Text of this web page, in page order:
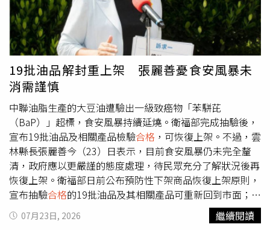
山董事長劉偉龍（左）會中兩度鞠躬道歉。（圖／翻攝自
YouTube／臺灣證券交易所Taiwan Stock Exchange）至於
福壽董事長洪堯昆表示，中聯油脂是採用專業經理人制運
作，福壽全力尊重主管機關與司法單位的調查程序；並進一
步指出，福壽公司已要求中聯誠實提供相關事證以利釐清案
情，同時呼籲各界在調查結果明確前，應以客觀事實與科學
數據為憑，避免造成不必要的社會恐慌。福懋油董事長吳星
澄則說明，公司早在6月底即啟動通報與預防性下架機制，
停售4月至6月間所有沙拉油批號。吳星澄明確提到，即便中
聯未來獲准復工，福懋油也不會立即恢復採購；若日後重啟
合作，將實施雙方逐批取樣封條、經第三方權威實驗室檢測
合格 後始得出貨，同時正積極建立廠內檢測能力，全面提升
檢驗品質。
19批油品解封重上架 張麗善憂食安風暴未
消需謹慎
中聯油脂生產的大豆油遭驗出一級致癌物「苯駢芘
（BaP）」超標，食安風暴持續延燒。衛福部完成抽驗後，
宣布19批油品及相關產品檢驗合格 ，可恢復上架。不過，雲
林縣長張麗善今（23）日表示，目前食安風暴仍未完全釐
清，政府應以更嚴謹的態度處理，待民眾充分了解狀況後再
恢復上架。衛福部日前公布預防性下架商品恢復上架原則，
宣布抽驗合格的19批油品及其相關產品可重新回到市面；另
有7批油品因苯駢芘超標，加上1批外銷油品因無檢體可供檢
驗，共8批確定不得販售。然而，在中聯油脂食安風暴仍餘
07月23日, 2026 繼續閱讀